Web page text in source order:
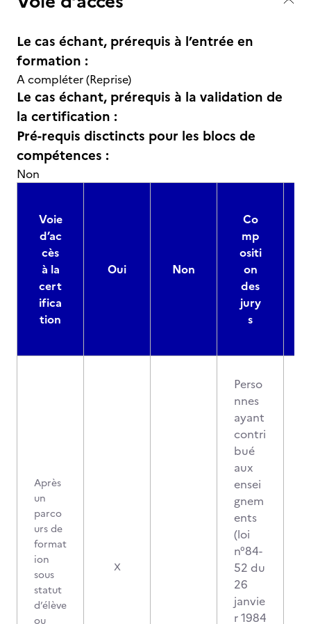
Le cas échant, prérequis à l’entrée en
formation :
A compléter (Reprise)
Le cas échant, prérequis à la validation de
la certification :
Pré-requis disctincts pour les blocs de
compétences :
Non
Voie
d’ac
cès
à la
cert
ifica
tion
Oui Non
Co
mp
ositi
on
des
jury
s
Après
un
parco
urs de
format
ion
sous
statut
d’élève
ou
X
Perso
nnes
ayant
contri
bué
aux
ensei
gnem
ents
(loi
n°84-
52 du
26
janvie
r 1984